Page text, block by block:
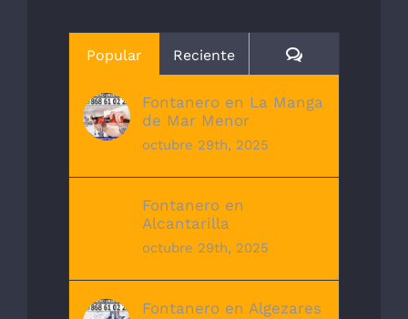
Popular Reciente Comentarios
Fontanero en La Manga
de Mar Menor
octubre 29th, 2025
Fontanero en
Alcantarilla
octubre 29th, 2025
Fontanero en Algezares